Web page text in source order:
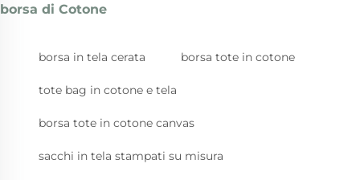
borsa di Cotone
borsa in tela cerata borsa tote in cotone
tote bag in cotone e tela
borsa tote in cotone canvas
sacchi in tela stampati su misura